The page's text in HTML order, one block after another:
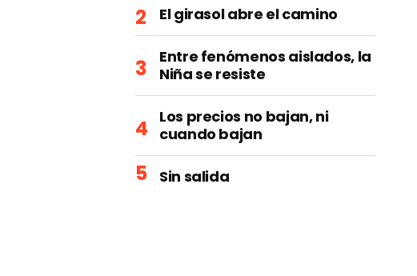
El girasol abre el camino
Entre fenómenos aislados, la
Niña se resiste
Los precios no bajan, ni
cuando bajan
Sin salida